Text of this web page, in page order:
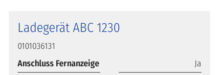
Ladegerät ABC 1230
0101036131
Anschluss Fernanzeige
Ja